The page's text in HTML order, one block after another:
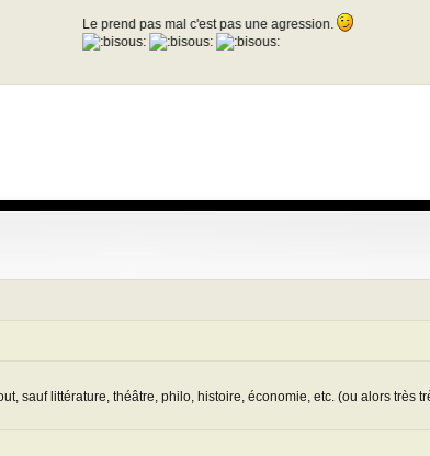
Le prend pas mal c'est pas une agression.
sauf littérature, théâtre, philo, histoire, économie, etc. (ou alors très